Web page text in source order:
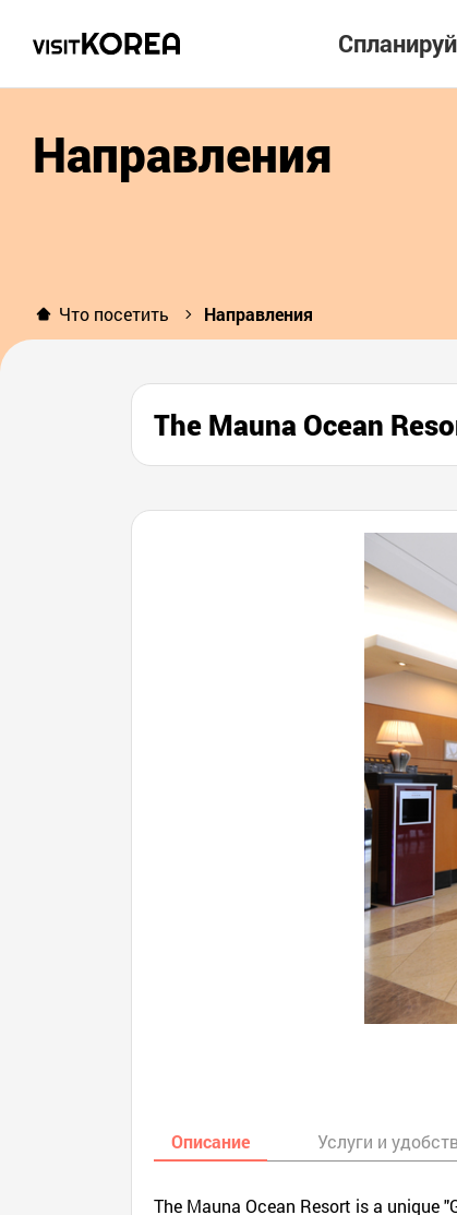
Направления
Что посетить Направления
The Mauna Ocean
Описание Услуги и
The Mauna Ocean Resort is a unique